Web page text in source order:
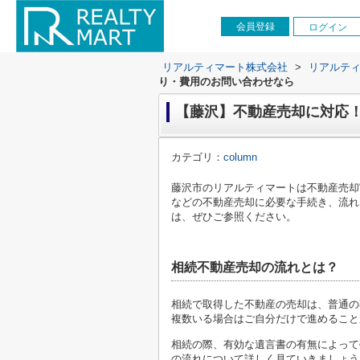
会員登録 ログイン
リアルティマート株式会社 >
リアルテ
り・費用のお問い合わせなら
【藤沢】不動産売却に対
カテゴリ： column
藤沢市のリアルティマートは不動産売
などの不動産売却に必要な手続き、流
は、ぜひご参照ください。
相続不動産売却の流れとは？
相続で取得した不動産の売却は、普通
複数いる場合はご自分だけで進めるこ
相続の際、有効な遺言書の有無によっ